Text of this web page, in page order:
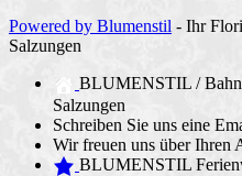
Powered by Blumenstil - Ihr
Salzungen
BLUMENSTIL /
Salzungen
Schreiben Sie uns eine
Wir freuen uns über Ihren
BLUMENSTIL